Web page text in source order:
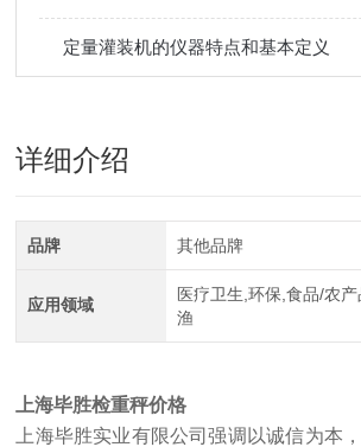
定量灌装机的仪器特点和基本定义
详细介绍
品牌 其他品牌
应用领域
医疗卫生,环保,食品/农
渔
上海毕胜检重秤价格
上海毕胜实业有限公司强调以诚信为本